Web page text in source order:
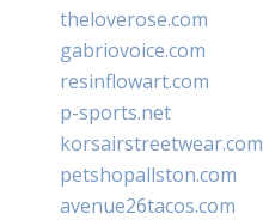
theloverose.com
gabriovoice.com
resinflowart.com
p-sports.net
korsairstreetwear.com
petshopallston.com
avenue26tacos.com